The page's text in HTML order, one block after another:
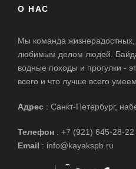
О НАС
Мы команда
любимым делом людей.
водные походы и прогулки -
всего и что лучше всего
Адрес : Санкт-Петербург,
Телефон : +7 (921) 645-28-22
Email : info@kayakspb.ru